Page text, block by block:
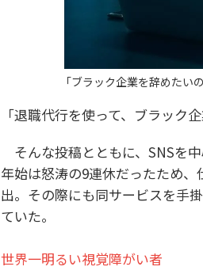
「ブラック企業を辞めた
「退職代行を使って、ブラック
そんな投稿とともに、SNSを
年始は怒涛の9連休だったため
出。その際にも同サービスを手
ていた。
世界一明るい視覚障がい者